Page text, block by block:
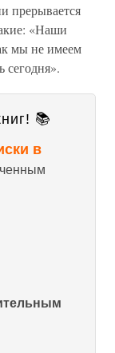
прерывается
«Наши
мы не имеем
сегодня».
📚
в